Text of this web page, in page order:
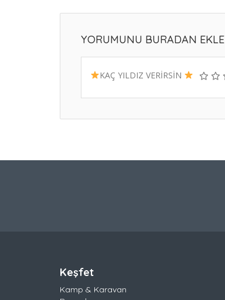
YORUMUNU BURADAN EKLE
KAÇ YILDIZ VERİRSİN
Keşfet
Kamp & Karavan